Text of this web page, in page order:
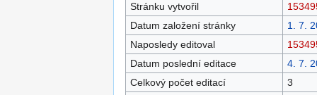
Stránku vytvořil
Datum založení stránky
1. 7.
Naposledy editoval
Datum poslední editace
4. 7.
Celkový počet editací
3